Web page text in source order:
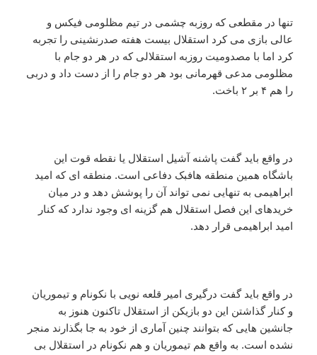
تنها در مقطعی که روزبه چشمی در تیم مظلومی فیکس و
عالی بازی می کرد استقلال بیست هفته صدرنشینی را تجربه
کرد اما با مصدومیت روزبه استقلالی که در هر دو جام با
مظلومی مدعی قهرمانی بود هر دو جام را از دست داد و دربی
را هم ۴ بر ۲ باخت.
در واقع باید گفت پاشنه آشیل استقلال یا نقطه قوت این
باشگاه همین منطقه هافبک دفاعی است. منطقه ای که امید
ابراهیمی به تنهایی نمی تواند آن را پوشش دهد و در میان
خریدهای این فصل استقلال هم گزینه ای وجود ندارد که کنار
امید ابراهیمی قرار دهد.
در واقع باید گفت درگیری امیر قلعه نویی با نکونام و تیموریان
و کنار گذاشتن این دو بازیکن از استقلال تاکنون هنوز به
جانشین هایی که بتوانند چنین آماری از خود به جا بگذارند منجر
نشده است. به واقع هم تیموریان و هم نکونام در استقلال بی